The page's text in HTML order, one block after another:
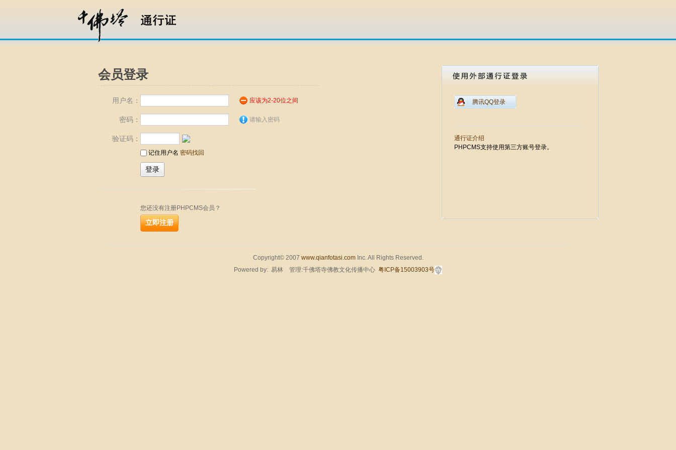
会员登录
用户名： 应该为2-20位之间
密码： 请输入密码
验证码：
记住用户名 密码找回
您还没有注册PHPCMS会员？
腾讯QQ登录
通行证介绍
PHPCMS支持使用第三方账号登录。
Copyright© 2007 www.qianfotasi.comInc. All Rights Reserved.
Powered by: 易林 管理:千佛塔寺佛教文化传播中心 粤ICP备15003903号